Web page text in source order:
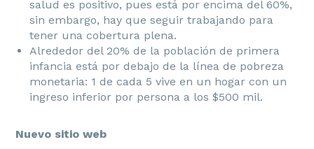
salud es positivo, pues está por encima del 60%,
sin embargo, hay que seguir trabajando para
tener una cobertura plena.
Alrededor del 20% de la población de primera
infancia está por debajo de la línea de pobreza
monetaria: 1 de cada 5 vive en un hogar con un
ingreso inferior por persona a los $500 mil.
Nuevo sitio web